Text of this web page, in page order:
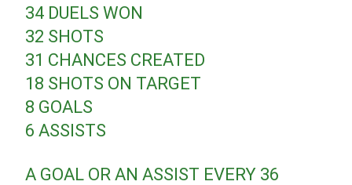
34 DUELS WON
32 SHOTS
31 CHANCES CREATED
18 SHOTS ON TARGET
8 GOALS
6 ASSISTS
A GOAL OR AN ASSIST EVERY 36